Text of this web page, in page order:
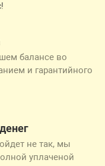
балансе во
и гарантийного
не так, мы
уплаченой